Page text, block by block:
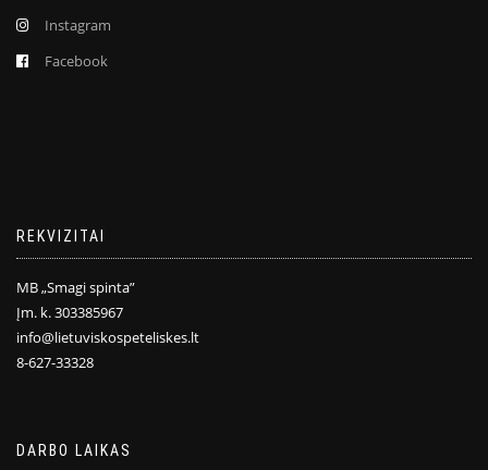
Instagram
Facebook
REKVIZITAI
MB „Smagi spinta”
Įm. k. 303385967
info@lietuviskospeteliskes.lt
8-627-33328
DARBO LAIKAS